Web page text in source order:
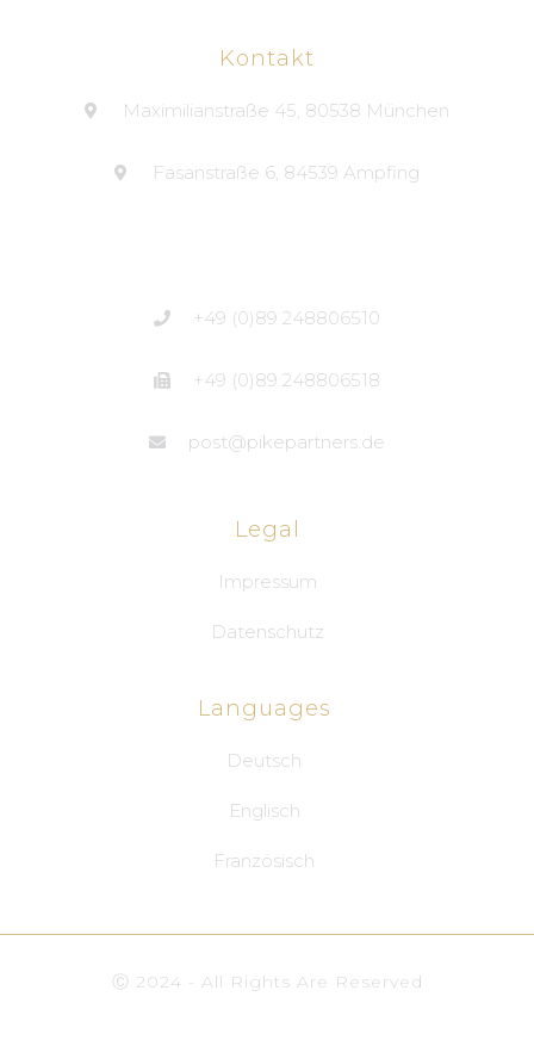
Kontakt
Maximilianstraße 45, 80538 München
Fasanstraße 6, 84539 Ampfing
+49 (0)89 248806510
+49 (0)89 248806518
post@pikepartners.de
Legal
Impressum
Datenschutz
Languages
Deutsch
Englisch
Französisch
Ⓒ 2024 - All Rights Are Reserved